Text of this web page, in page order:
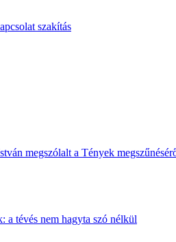
szakítás
megszólalt a Tények
a tévés nem hagyta szó nélkül